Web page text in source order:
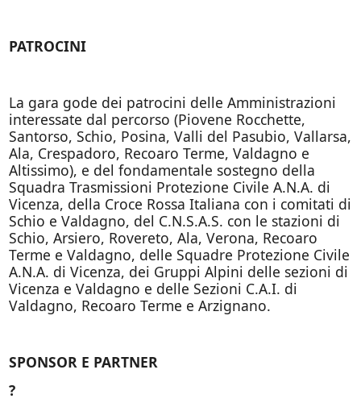
PATROCINI
La gara gode dei patrocini delle Amministrazioni
interessate dal percorso (Piovene Rocchette,
Santorso, Schio, Posina, Valli del Pasubio, Vallarsa,
Ala, Crespadoro, Recoaro Terme, Valdagno e
Altissimo), e del fondamentale sostegno della
Squadra Trasmissioni Protezione Civile A.N.A. di
Vicenza, della Croce Rossa Italiana con i comitati di
Schio e Valdagno, del C.N.S.A.S. con le stazioni di
Schio, Arsiero, Rovereto, Ala, Verona, Recoaro
Terme e Valdagno, delle Squadre Protezione Civile
A.N.A. di Vicenza, dei Gruppi Alpini delle sezioni di
Vicenza e Valdagno e delle Sezioni C.A.I. di
Valdagno, Recoaro Terme e Arzignano.
SPONSOR E PARTNER
?